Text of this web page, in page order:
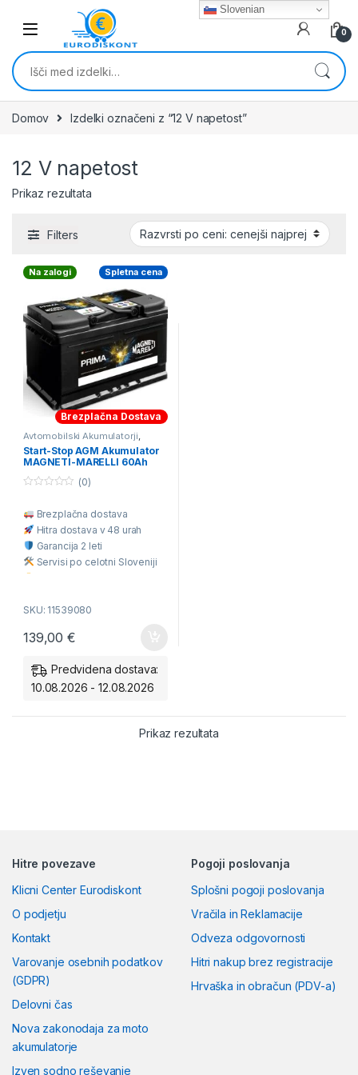
Skip to navigation
0
Išči:
Domov Izdelki označeni z “12 V napetost”
12 V napetost
Prikaz rezultata
Filters
Na zalogi Spletna cena
Brezplačna Dostava
Avtomobilski Akumulatorji,
Start&Stop Akumulatorji 50Ah-
66Ah
Start-Stop AGM Akumulator
MAGNETI-MARELLI 60Ah
u
o
f
5
(0)
Brezplačna dostava
Hitra dostava v 48 urah
Garancija 2 leti
Servisi po celotni Sloveniji
SKU: 11539080
139,00€
Predvidena dostava:
10.08.2026 - 12.08.2026
Prikaz rezultata
Hitre povezave
Klicni Center Eurodiskont
O podjetju
Kontakt
Varovanje osebnih podatkov
(GDPR)
Delovni čas
Nova zakonodaja za moto
akumulatorje
Izven sodno reševanje
Pogoji poslovanja
Splošni pogoji poslovanja
Vračila in Reklamacije
Odveza odgovornosti
Hitri nakup brez registracije
Hrvaška in obračun (PDV-a)
Slovenian